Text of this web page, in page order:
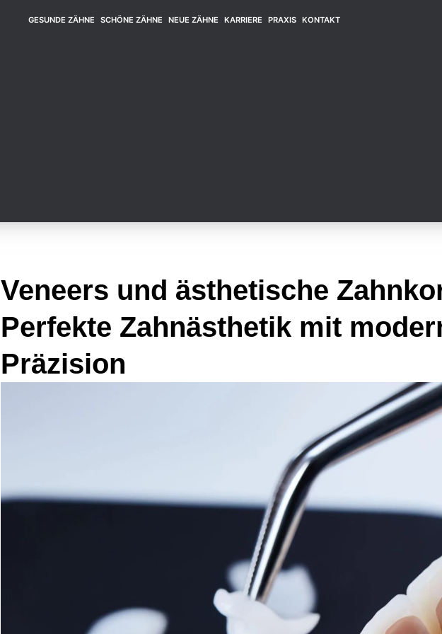
GESUNDE ZÄHNE SCHÖNE ZÄHNE NEUE ZÄHNE KARRIERE PRAXIS KONTAKT
Veneers und ästhetische
Perfekte Zahnästhetik mit
Präzision